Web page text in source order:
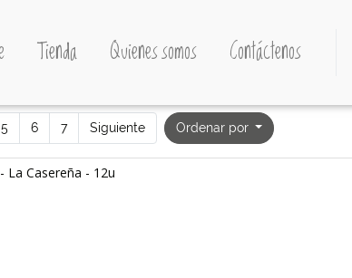
Tienda Quienes somos Contáctenos
5 6 7 Siguiente Ordenar por
Casereña - 12u